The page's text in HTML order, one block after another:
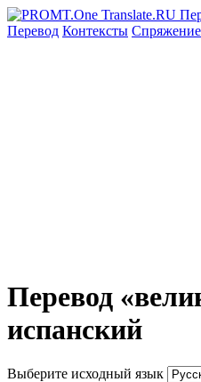
Перевод Контексты Спряжение
Перевод
испанский
Выберите исходный язык